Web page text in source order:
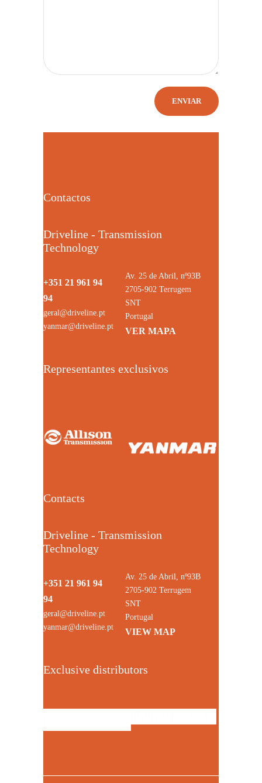
Contactos
Driveline - Transmission
Technology
+351 21 961 94
94
geral@driveline.pt
yanmar@driveline.pt
Av. 25 de Abril, nº93B
2705-902 Terrugem
SNT
Portugal
VER MAPA
Representantes exclusivos
Contacts
Driveline - Transmission
Technology
+351 21 961 94
94
geral@driveline.pt
yanmar@driveline.pt
Av. 25 de Abril, nº93B
2705-902 Terrugem
SNT
Portugal
VIEW MAP
Exclusive distributors